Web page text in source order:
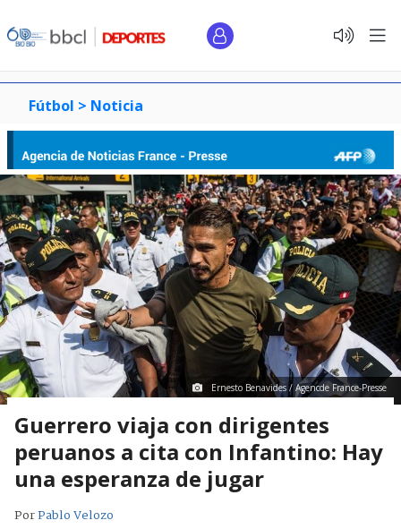
Fútbol > Noticia
Ernesto Benavides / Agencde France-Presse
Guerrero viaja con dirigentes
peruanos a cita con Infantino: Hay
una esperanza de jugar
PorPablo Velozo